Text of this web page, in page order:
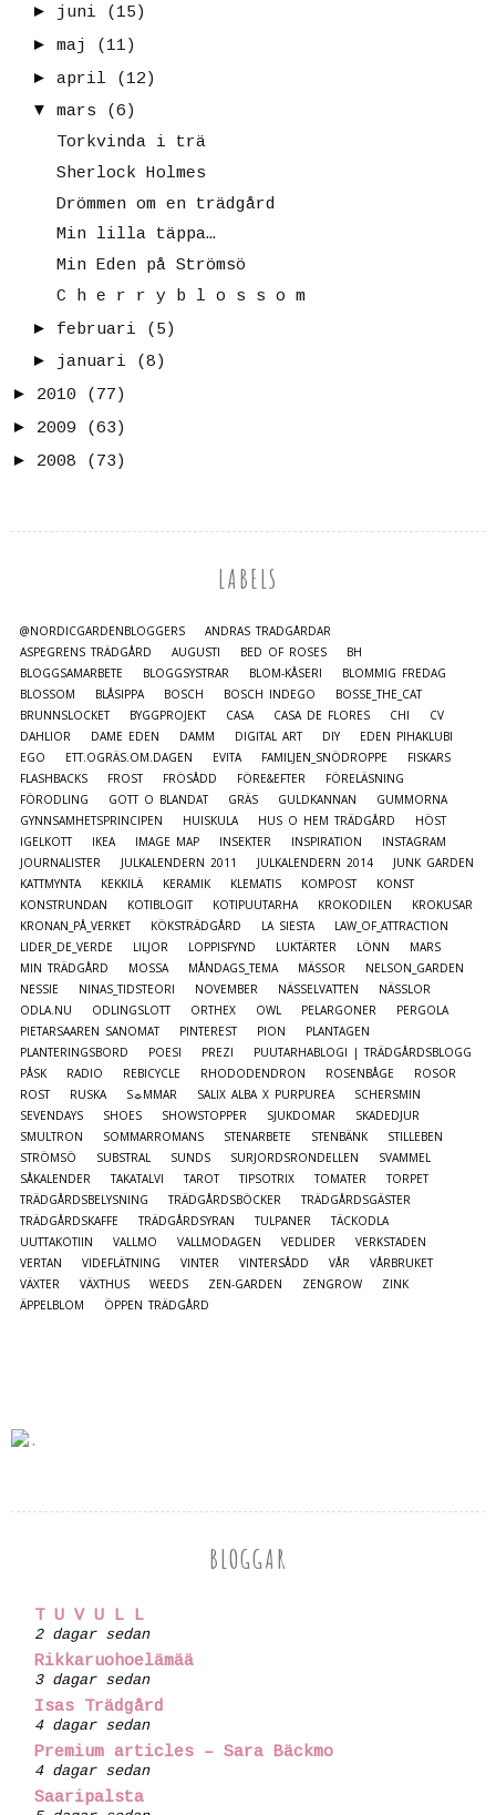
► juni
(15)
► maj
(11)
► april
(12)
▼
mars
(6)
Torkvinda i trä
Sherlock Holmes
Drömmen om en trädgård
Min lilla täppa…
Min Eden på Strömsö
C h e r r y b l o s s o m
► februari
(5)
► januari
(8)
► 2010
(77)
► 2009
(63)
► 2008 (73)
LABELS
@NORDICGARDENBLOGGERS
ANDRAS TRÄDGÅRDAR
ASPEGRENS TRÄDGÅRD
AUGUSTI BED OF ROSES
BH
BLOGGSAMARBETE
BLOGGSYSTRAR BLOM-KÅSERI
BLOMMIG FREDAG
BLOSSOM
BLÅSIPPA BOSCH BOSCH INDEGO
BOSSE_THE_CAT
BRUNNSLOCKET
BYGGPROJEKT CASA CASA DE FLORES CHI
CV
DAHLIOR
DAME EDEN DAMM DIGITAL ART DIY
EDEN PIHAKLUBI
EGO
ETT.OGRÄS.OM.DAGEN EVITA FAMILJEN_SNÖDROPPE
FISKARS
FLASHBACKS
FROST FRÖSÅDD FÖRE&EFTER
FÖRELÄSNING
FÖRODLING
GOTT O BLANDAT GRÄS GULDKANNAN
GUMMORNA
GYNNSAMHETSPRINCIPEN
HUISKULA HUS O HEM TRÄDGÅRD
HÖST
IGELKOTT
IKEA IMAGE MAP INSEKTER INSPIRATION
INSTAGRAM
JOURNALISTER
JULKALENDERN 2011 JULKALENDERN 2014
JUNK GARDEN
KATTMYNTA
KEKKILÄ KERAMIK KLEMATIS KOMPOST
KONST
KONSTRUNDAN
KOTIBLOGIT KOTIPUUTARHA KROKODILEN
KROKUSAR
KRONAN_PÅ_VERKET
KÖKSTRÄDGÅRD LA SIESTA
LAW_OF_ATTRACTION
LIDER_DE_VERDE
LILJOR LOPPISFYND LUKTÄRTER LÖNN
MARS
MIN TRÄDGÅRD
MOSSA MÅNDAGS_TEMA MÄSSOR
NELSON_GARDEN
NESSIE
NINAS_TIDSTEORI NOVEMBER NÄSSELVATTEN
NÄSSLOR
ODLA.NU
ODLINGSLOTT ORTHEX OWL PELARGONER
PERGOLA
PIETARSAAREN SANOMAT
PINTEREST PION
PLANTAGEN
PLANTERINGSBORD
POESI PREZI
PUUTARHABLOGI | TRÄDGÅRDSBLOGG
PÅSK
RADIO REBICYCLE RHODODENDRON ROSENBÅGE
ROSOR
ROST
RUSKA S☼MMAR SALIX ALBA X PURPUREA
SCHERSMIN
SEVENDAYS
SHOES SHOWSTOPPER SJUKDOMAR
SKADEDJUR
SMULTRON
SOMMARROMANS STENARBETE STENBÄNK
STILLEBEN
STRÖMSÖ
SUBSTRAL SUNDS SURJORDSRONDELLEN
SVAMMEL
SÅKALENDER
TAKATALVI TAROT TIPSOTRIX TOMATER
TORPET
TRÄDGÅRDSBELYSNING
TRÄDGÅRDSBÖCKER
TRÄDGÅRDSGÄSTER
TRÄDGÅRDSKAFFE
TRÄDGÅRDSYRAN TULPANER
TÄCKODLA
UUTTAKOTIIN
VALLMO VALLMODAGEN VEDLIDER
VERKSTADEN
VERTAN
VIDEFLÄTNING VINTER VINTERSÅDD VÅR
VÅRBRUKET
VÄXTER
VÄXTHUS WEEDS ZEN-GARDEN ZENGROW
ZINK
ÄPPELBLOM
ÖPPEN TRÄDGÅRD
BLOGGAR
T U V U L L
2 dagar sedan
Rikkaruohoelämää
3 dagar sedan
Isas Trädgård
4 dagar sedan
Premium articles – Sara Bäckmo
4 dagar sedan
Saaripalsta